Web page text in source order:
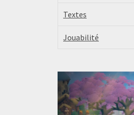
Textes
Jouabilité